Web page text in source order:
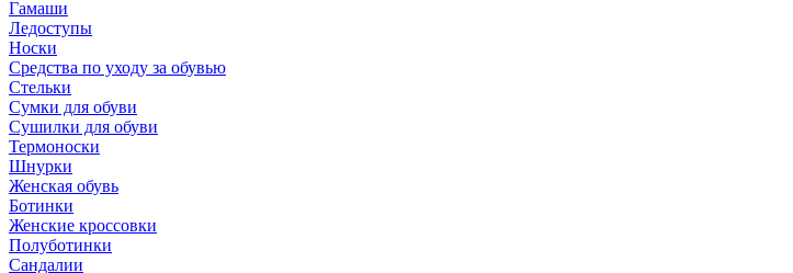
Гамаши
Ледоступы
Носки
Средства по уходу за обувью
Стельки
Сумки для обуви
Сушилки для обуви
Термоноски
Шнурки
Женская обувь
Ботинки
Женские кроссовки
Полуботинки
Сандалии